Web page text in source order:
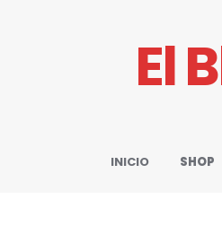
El
INICIO SHOP